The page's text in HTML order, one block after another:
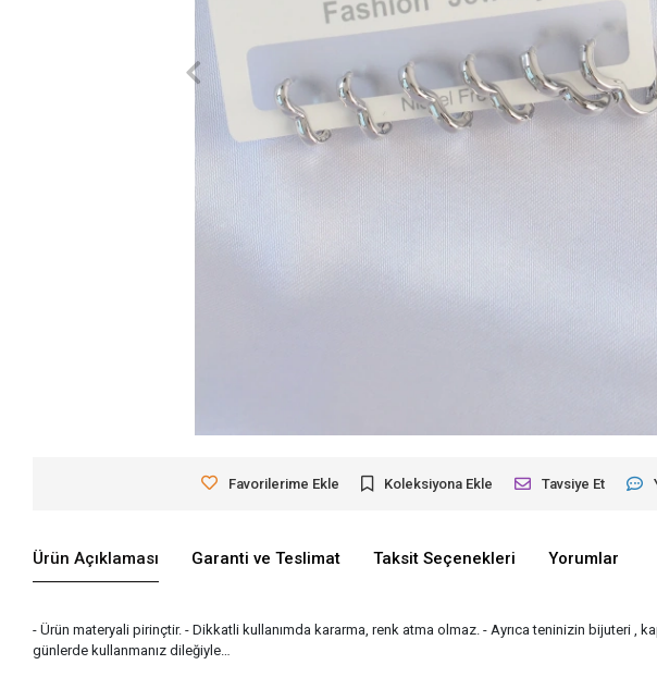
Favorilerime Ekle Koleksiyona Ekle Tavsiye Et
Ürün Açıklaması Garanti ve Teslimat Taksit Seçenekleri Yorumlar
- Ürün materyali pirinçtir. - Dikkatli kullanımda kararma, renk atma olmaz. - Ayrıca teninizin bijuteri ,
günlerde kullanmanız dileğiyle…